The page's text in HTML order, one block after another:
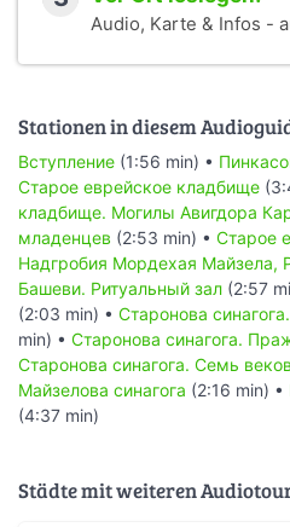
Audio, Karte & Infos -
Stationen in diesem
Вступление (1:56 min) •
Старое еврейское кладбище
кладбище. Могилы Авигдора
младенцев (2:53 min) • Старое
Надгробия Мордехая Майзела,
Башеви. Ритуальный зал (2:57
(2:03 min) • Старонова
min) • Старонова синагога.
Старонова синагога. Семь
Майзелова синагога (2:16 min) •
(4:37 min)
Städte mit weiteren